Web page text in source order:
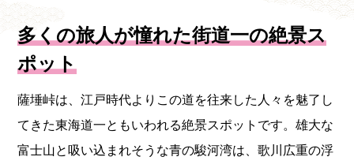
多くの旅人が憧れた街道一の絶景ス
ポット
薩埵峠は、江戸時代よりこの道を往来した人々を魅了し
てきた東海道一ともいわれる絶景スポットです。雄大な
富士山と吸い込まれそうな青の駿河湾は、歌川広重の浮